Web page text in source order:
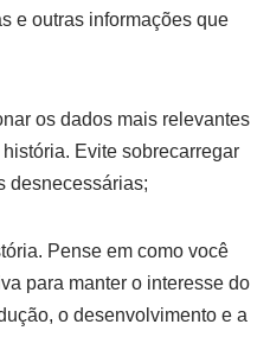
e outras informações que
os dados mais relevantes
Evite sobrecarregar
desnecessárias;
Pense em como você
para manter o interesse do
o desenvolvimento e a